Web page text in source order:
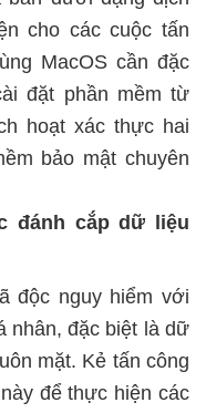
cho các cuộc tấn
MacOS cần đặc
đặt phần mềm từ
hoạt xác thực hai
bảo mật chuyên
đánh cắp dữ liệu
độc nguy hiểm với
nhân, đặc biệt là dữ
mặt. Kẻ tấn công
để thực hiện các